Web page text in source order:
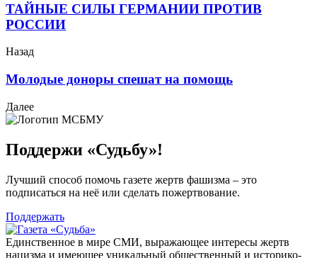
ТАЙНЫЕ СИЛЫ ГЕРМАНИИ ПРОТИВ
РОССИИ
Назад
Молодые доноры спешат на помощь
Далее
Поддержи «Судьбу»!
Лучший способ помочь газете жертв фашизма – это
подписаться на неё или сделать пожертвование.
Поддержать
Единственное в мире СМИ, выражающее интересы жертв
нацизма и имеющее уникальный общественный и историко-